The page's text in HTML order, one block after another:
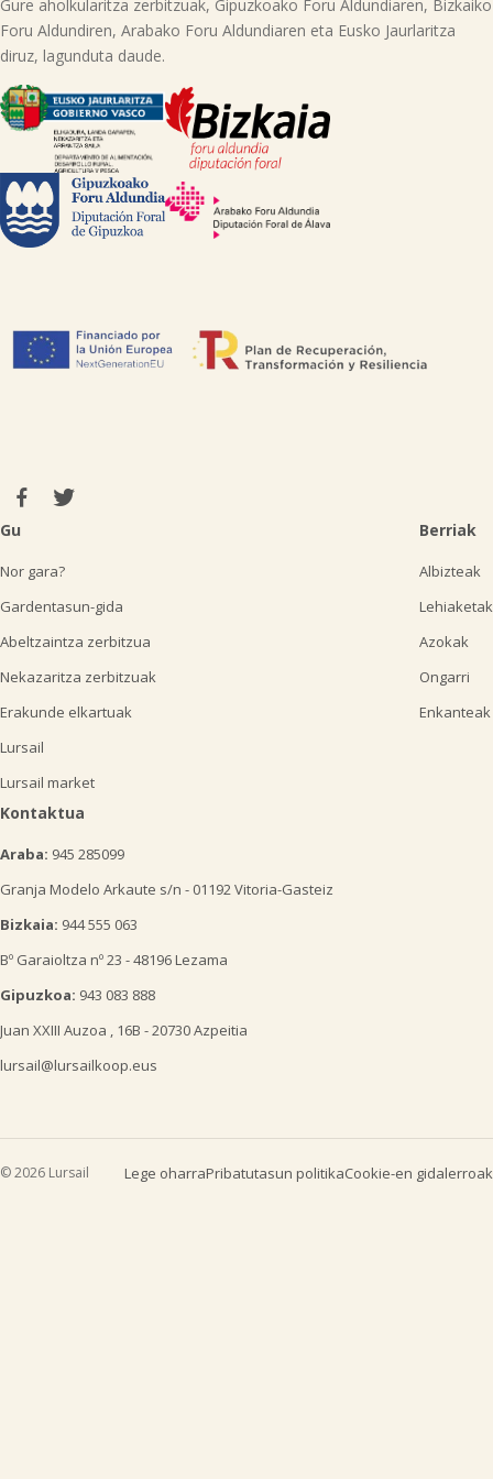
Gure aholkularitza zerbitzuak, Gipuzkoako Foru Aldundiaren, Bizkaiko
Foru Aldundiren, Arabako Foru Aldundiaren eta Eusko Jaurlaritza
diruz, lagunduta daude.
Gu
Nor gara?
Gardentasun-gida
Abeltzaintza zerbitzua
Nekazaritza zerbitzuak
Erakunde elkartuak
Lursail
Lursail market
Berriak
Albizteak
Lehiaketak
Azokak
Ongarri
Enkanteak
Kontaktua
Araba: 945 285099
Granja Modelo Arkaute s/n - 01192 Vitoria-Gasteiz
Bizkaia: 944 555 063
Bº Garaioltza nº 23 - 48196 Lezama
Gipuzkoa: 943 083 888
Juan XXIII Auzoa , 16B - 20730 Azpeitia
lursail@lursailkoop.eus
© 2026 Lursail Lege oharraPribatutasun politikaCookie-en gidalerroak